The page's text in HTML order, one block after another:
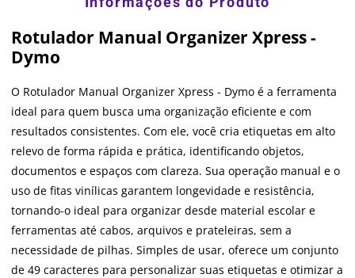
Rotulador Manual Organizer Xpress -
Dymo
O Rotulador Manual Organizer Xpress - Dymo é a ferramenta
ideal para quem busca uma organização eficiente e com
resultados consistentes. Com ele, você cria etiquetas em alto
relevo de forma rápida e prática, identificando objetos,
documentos e espaços com clareza. Sua operação manual e o
uso de fitas vinílicas garantem longevidade e resistência,
tornando-o ideal para organizar desde material escolar e
ferramentas até cabos, arquivos e prateleiras, sem a
necessidade de pilhas. Simples de usar, oferece um conjunto
de 49 caracteres para personalizar suas etiquetas e otimizar a